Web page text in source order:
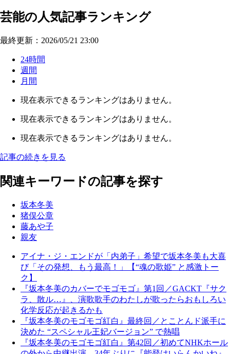
芸能の人気記事ランキング
最終更新：2026/05/21 23:00
24時間
週間
月間
現在表示できるランキングはありません。
現在表示できるランキングはありません。
現在表示できるランキングはありません。
記事の続きを見る
関連キーワードの記事を探す
坂本冬美
猪俣公章
藤あや子
親友
アイナ・ジ・エンドが「内弟子」希望で坂本冬美も大喜
び「その発想、もう最高！」【“魂の歌姫” と感激トー
ク】
『坂本冬美のカバーでモゴモゴ』第1回／GACKT『サク
ラ、散ル…』、演歌歌手のわたしが歌ったらおもしろい
化学反応が起きるかも
『坂本冬美のモゴモゴ紅白』最終回／とことんド派手に
決めた “スペシャル王妃バージョン” で熱唱
『坂本冬美のモゴモゴ紅白』第42回／初めてNHKホール